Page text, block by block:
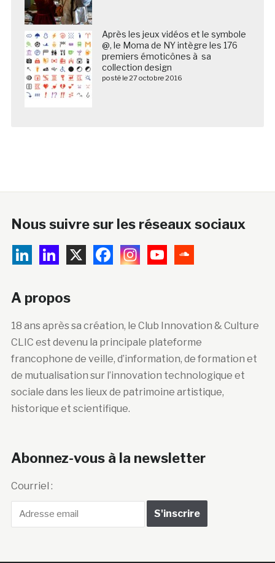
Après les jeux vidéos et le symbole
@, le Moma de NY intègre les 176
premiers émoticônes à sa
collection design
posté le 27 octobre 2016
Nous suivre sur les réseaux sociaux
A propos
18 ans après sa création, le Club Innovation & Culture
CLIC est devenu la principale plateforme
francophone de veille, d’information, de formation et
de mutualisation sur l’innovation technologique et
sociale dans les lieux de patrimoine artistique,
historique et scientifique.
Abonnez-vous à la newsletter
Courriel :